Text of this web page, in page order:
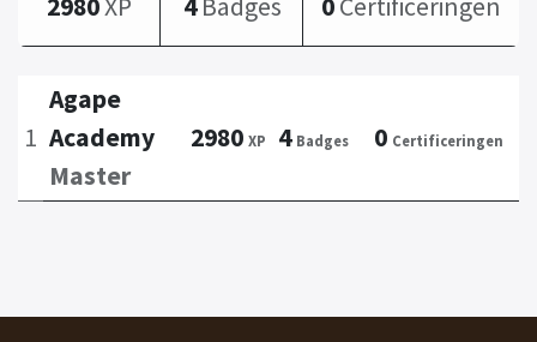
2980XP 4 Badges 0Certificeringen
1
Agape
Academy
Master
2980 XP 4 Badges 0 Certificeringen